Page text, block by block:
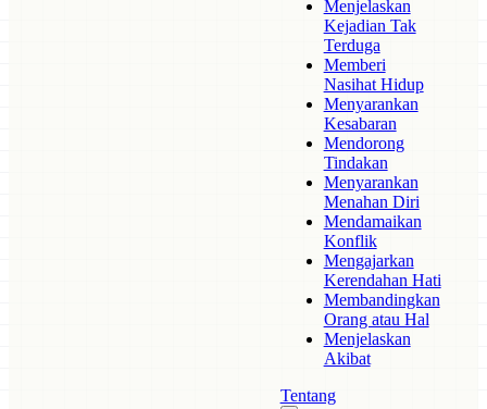
Menjelaskan
Kejadian Tak
Terduga
Memberi
Nasihat Hidup
Menyarankan
Kesabaran
Mendorong
Tindakan
Menyarankan
Menahan Diri
Mendamaikan
Konflik
Mengajarkan
Kerendahan Hati
Membandingkan
Orang atau Hal
Menjelaskan
Akibat
Tentang